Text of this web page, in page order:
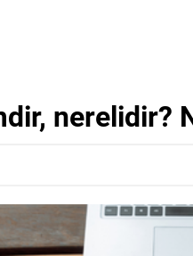
nerelidir?